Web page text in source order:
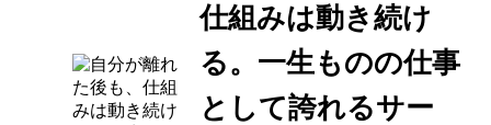
仕組みは動き続け
る。一生ものの仕事
として誇れるサー